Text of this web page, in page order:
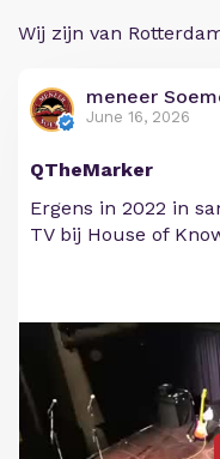
Wij zijn van
meneer
June 16, 2026
QTheMarker
Ergens in 2022 in
TV bij House of